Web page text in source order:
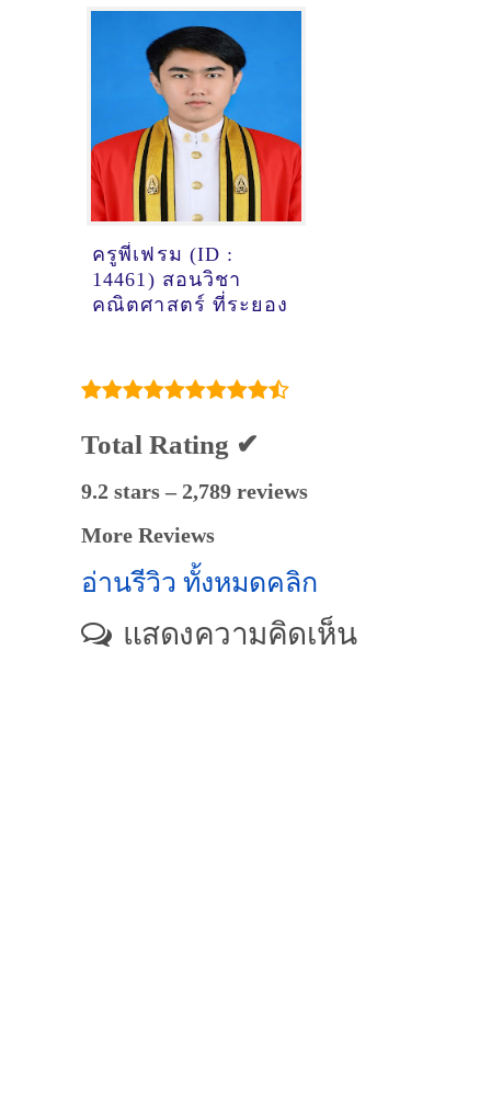
ครูพี่เฟรม (ID :
14461) สอนวิชา
คณิตศาสตร์ ที่ระยอง
Total Rating ✔
9.2 stars – 2,789 reviews
More Reviews
อ่านรีวิว ทั้งหมดคลิก
แสดงความคิดเห็น